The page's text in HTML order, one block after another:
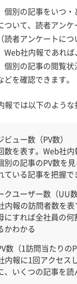
個別の記事をいつ
ついて、読者アンケ
読者アンケートにつ
Web社内報であれ
別の記事の閲覧状
を確認できます。
では以下のような
ビュー数（PV数）
数を表す。Web社
別の記事のPV数を
ている記事を把握で
クユーザー数（UU数
内報の訪問者数を
にすれば全社員の
かわかる
数（1訪問当たりの
内報に1回アクセス
、いくつの記事を